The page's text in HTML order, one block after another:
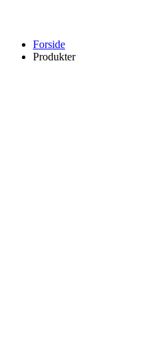
Forside
Produkter